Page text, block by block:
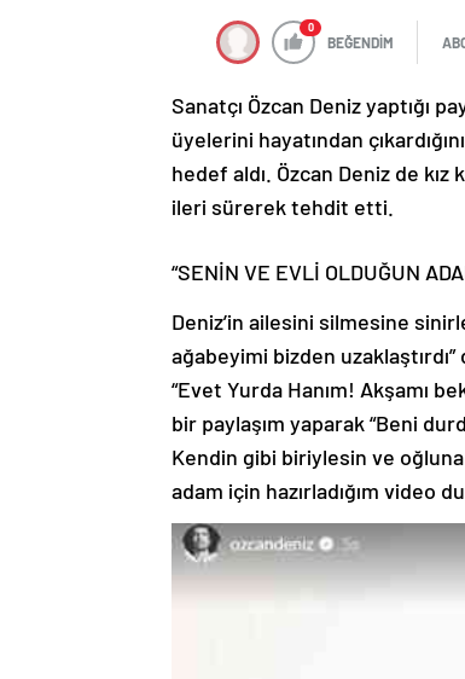
0
BEĞENDİM
Sanatçı Özcan Deniz yaptığı
üyelerini hayatından
hedef aldı. Özcan Deniz de
ileri sürerek tehdit etti.
“SENİN VE EVLİ OLDUĞUN
Deniz’in ailesini silmesine
ağabeyimi bizden
“Evet Yurda Hanım! Akşamı
bir paylaşım yaparak “Beni
Kendin gibi biriylesin ve
adam için hazırladığım video